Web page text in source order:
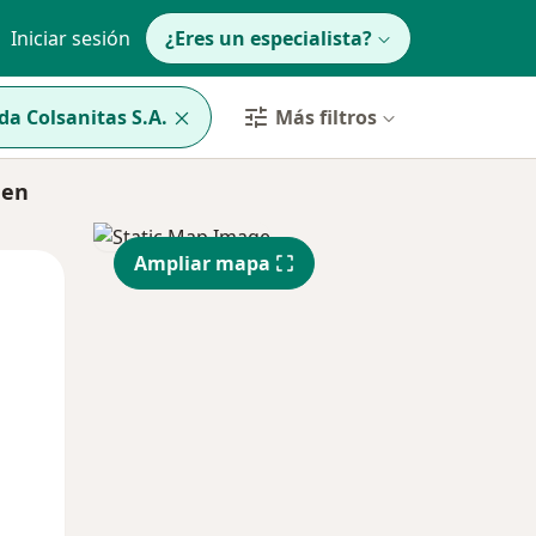
Iniciar sesión ¿Eres un especialista?
Colsanitas S.A. Más filtros
Mar Mié
Ampliar mapa